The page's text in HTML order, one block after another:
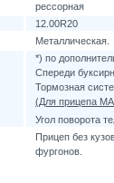
рессорная
12.00R20
Металлическая.
*) по
Спереди
Тормозная
(Для прицепа
Угол поворота
Прицеп без
фургонов.